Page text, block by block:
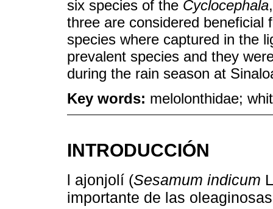
six species of the Cyclocephala
three are considered beneficial
species where captured in the
prevalent species and they
during the rain season at
Key words: melolonthidae;
INTRODUCCIÓN
l ajonjolí (Sesamum indicum
importante de las